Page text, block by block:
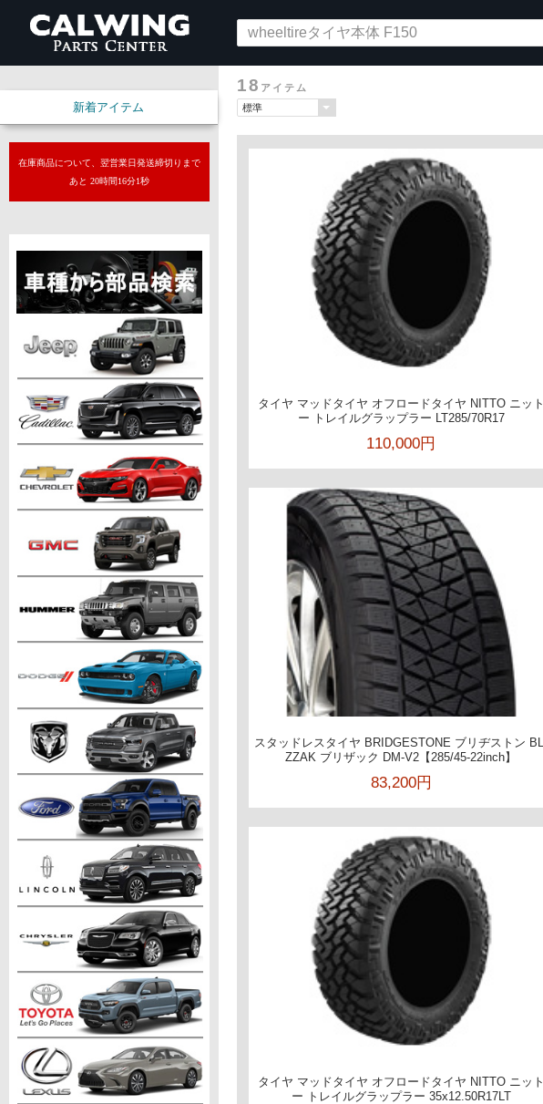
新着アイテム
在庫商品について、翌営業日発送締切りまで
あと 20時間16分0秒
18 アイテム
タイヤ マッドタイヤ オフロードタイヤ NITTO ニット
ー トレイルグラップラー LT285/70R17
110,000円
スタッドレスタイヤ BRIDGESTONE ブリヂストン BLI
ZZAK ブリザック DM-V2【285/45-22inch】
83,200円
タイヤ マッドタイヤ オフロードタイヤ NITTO ニット
ー トレイルグラップラー 35x12.50R17LT